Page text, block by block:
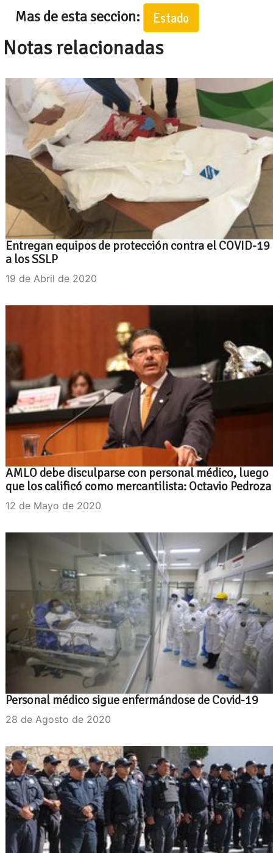
Mas de esta seccion: Estado
Notas relacionadas
Entregan equipos de protección contra el COVID-19
a los SSLP
19 de Abril de 2020
AMLO debe disculparse con personal médico, luego
que los calificó como mercantilista: Octavio Pedroza
12 de Mayo de 2020
Personal médico sigue enfermándose de Covid-19
28 de Agosto de 2020